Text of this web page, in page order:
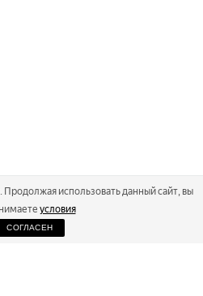
Продолжая использовать данный сайт, вы
условия
СОГЛАСЕН